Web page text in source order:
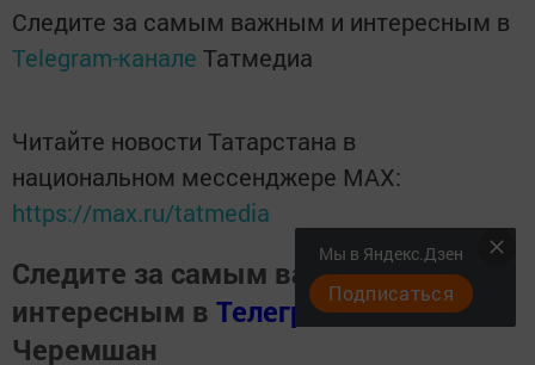
Следите за самым важным и интересным в
Telegram-канале Татмедиа
Читайте новости Татарстана в
национальном мессенджере MАХ:
https://max.ru/tatmedia
Следите за самым важным и
интересным в Телеграм каналеНаш
Черемшан
Мы в Яндекс.Дзен
Подписаться